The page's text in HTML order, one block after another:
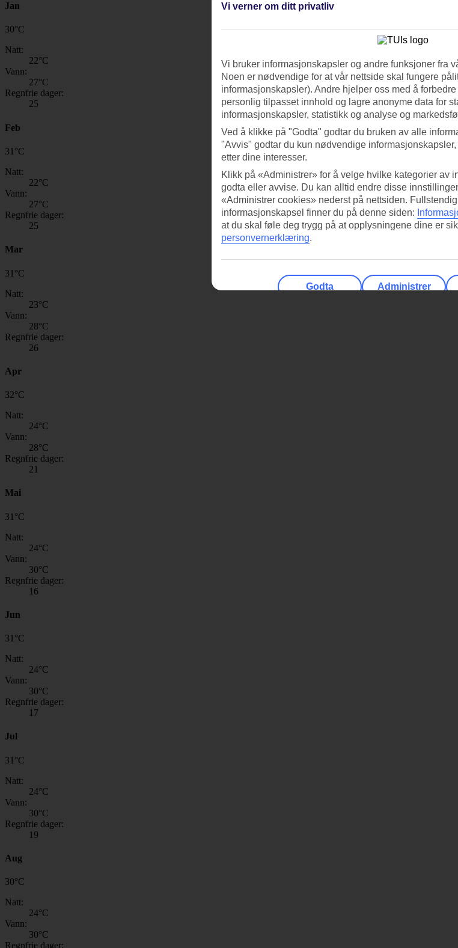
Jan
30°C
Natt:
22°C
Vann:
27°C
Regnfrie dager:
25
Feb
31 °C
Natt:
22°C
Vann:
27°C
Regnfrie dager:
25
Mar
31 °C
Natt:
23°C
Vann:
28°C
Regnfrie dager:
26
Apr
32°C
Natt:
24°C
Vann:
28°C
Regnfrie dager:
21
Mai
31 °C
Natt:
24°C
Vann:
30°C
Regnfrie dager:
16
Jun
31 °C
Natt:
24°C
Vann:
30°C
Regnfrie dager:
17
Jul
31 °C
Natt:
24°C
Vann:
30°C
Regnfrie dager:
19
Aug
30°C
Natt:
24°C
Vann:
30°C
Regnfrie dager:
Vi verner om ditt privatliv
Vi bruker informasjonskapsler og andre funksjoner fra
Noen er nødvendige for at vår nettside skal fungere
informasjonskapsler). Andre hjelper oss med å
personlig tilpasset innhold og lagre anonyme data for
informasjonskapsler, statistikk og analyse og
Ved å klikke på "Godta" godtar du bruken av alle
"Avvis" godtar du kun nødvendige
etter dine interesser.
Klikk på «Administrer» for å velge hvilke kategorier av
godta eller avvise. Du kan alltid endre disse
«Administrer cookies» nederst på nettsiden.
informasjonskapsel finner du på denne siden:
at du skal føle deg trygg på at opplysningene dine er
personvernerklæring.
Godta Administrer